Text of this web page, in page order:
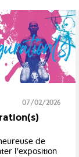
07/02/2026
de
l'exposition